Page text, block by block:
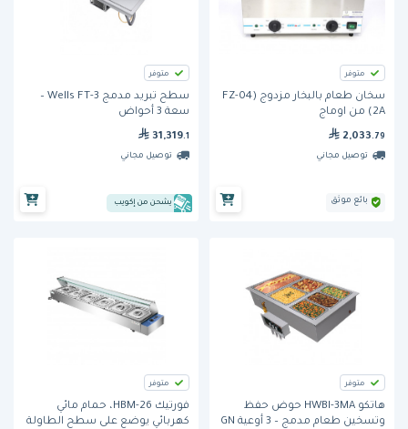
متوفر
سخان طعام بالبخار مزدوج (FZ-04
2A) من اوماج
2,033 .79
توصيل مجاني
بائع موثق
متوفر
سطح تبريد مدمج Wells FT-3 –
سعة 3 أحواض
31,319.1
توصيل مجاني
يشحن من إكويب
متوفر
هاتكو HWBI-3MA حوض حفظ
وتسخين طعام مدمج – 3 أوعية GN
متوفر
فورتيك HBM-26، حمام مائي
كهربائي يوضع على سطح الطاولة